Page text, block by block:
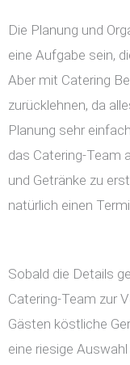
Die Planung und
eine Aufgabe sein,
Aber mit Catering
zurücklehnen, da
Planung sehr
das Catering-Team
und Getränke zu
natürlich einen
Sobald die Details
Catering-Team zur
Gästen köstliche
eine riesige